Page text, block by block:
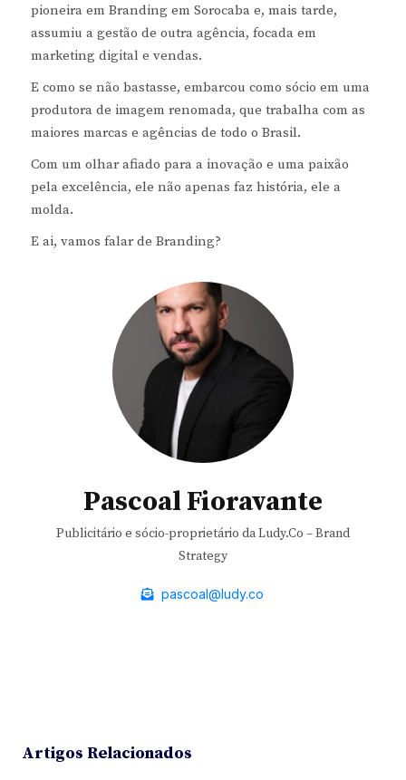
pioneira em Branding em Sorocaba e, mais tarde,
assumiu a gestão de outra agência, focada em
marketing digital e vendas.
E como se não bastasse, embarcou como sócio em uma
produtora de imagem renomada, que trabalha com as
maiores marcas e agências de todo o Brasil.
Com um olhar afiado para a inovação e uma paixão
pela excelência, ele não apenas faz história, ele a
molda.
E ai, vamos falar de Branding?
Pascoal Fioravante
Publicitário e sócio-proprietário da Ludy.Co – Brand
Strategy
pascoal@ludy.co
Artigos Relacionados